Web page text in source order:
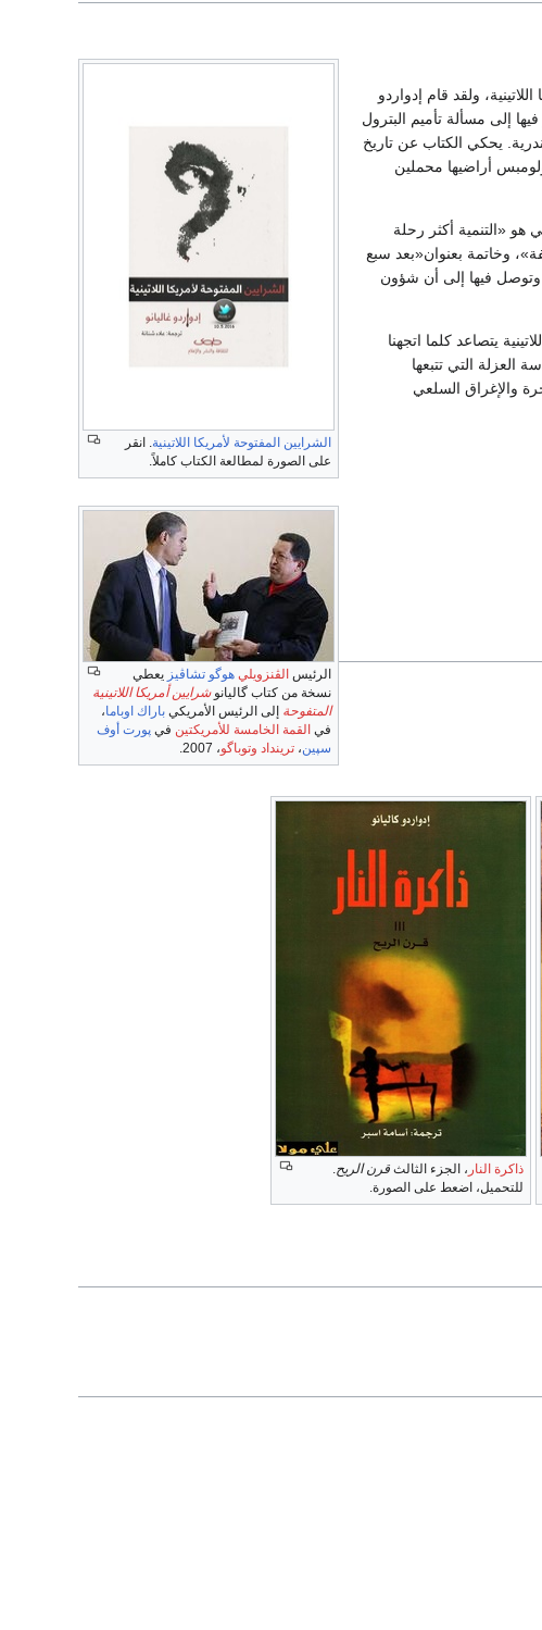
الشرايين المفتوحة لأمريكا اللاتينية . انقر
على الصورة لمطالعة الكتاب كاملاً.
ولقد قام إدواردو
أشار فيها إلى مسألة تأميم البترول
2010 ونشرته دار النيل بالإسكندرية. يحكي الكتاب عن تاريخ
أراضيها محملين
الرئيس الڤنزويلي هوگو تشاڤيز يعطي
نسخة من كتاب گاليانوشرايين أمريكا اللاتينية
المتفوحة إلى الرئيس الأمريكي باراك اوباما،
في القمة الخامسة للأمريكتين في پورت أوف
سپين، ترينداد وتوباگو، 2007.
هو «التنمية أكثر رحلة
وخاتمة بعنوان«بعد سبع
من كتابه، وتوصل فيها إلى أن شؤون
يتصاعد كلما اتجهنا
العزلة التي تتبعها
والإغراق السلعي
ذاكرة النار ، الجزء الثالث قرن الريح.
للتحميل، اضعط على الصورة.